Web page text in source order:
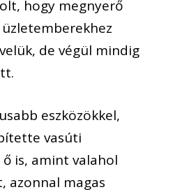
hogy megnyerő
de végül mindig
eszközökkel,
vasúti
is, amint valahol
azonnal magas